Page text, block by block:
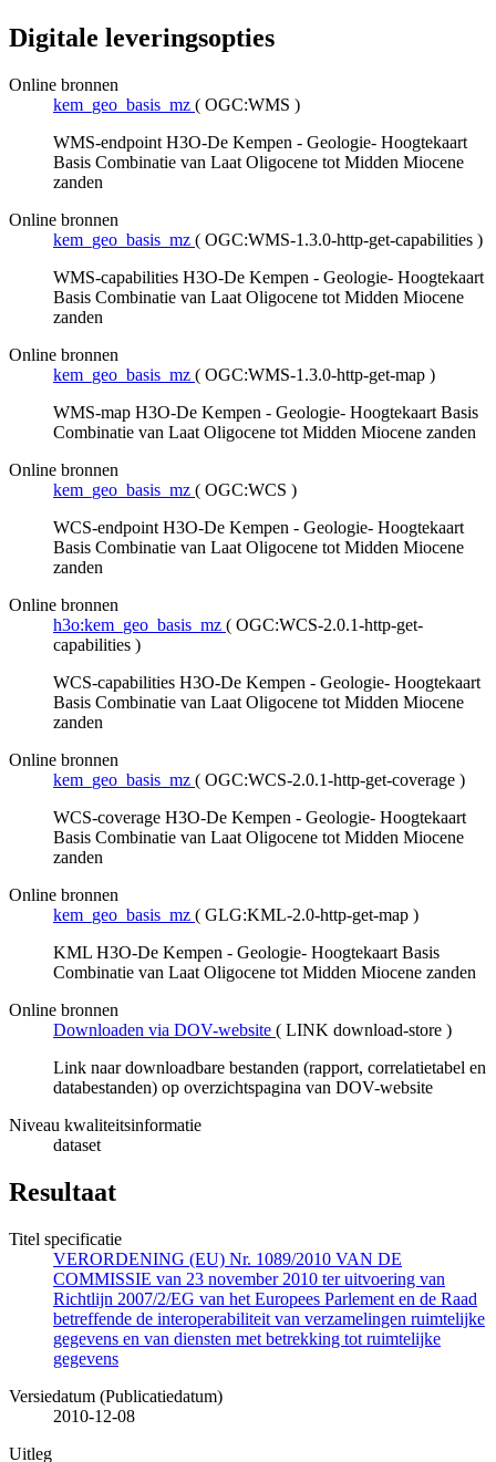
Digitale leveringsopties
Online bronnen
kem_geo_basis_mz ( OGC:WMS )
WMS-endpoint H3O-De Kempen - Geologie- Hoogtekaart
Basis Combinatie van Laat Oligocene tot Midden Miocene
zanden
Online bronnen
kem_geo_basis_mz ( OGC:WMS-1.3.0-http-get-capabilities )
WMS-capabilities H3O-De Kempen - Geologie- Hoogtekaart
Basis Combinatie van Laat Oligocene tot Midden Miocene
zanden
Online bronnen
kem_geo_basis_mz ( OGC:WMS-1.3.0-http-get-map )
WMS-map H3O-De Kempen - Geologie- Hoogtekaart Basis
Combinatie van Laat Oligocene tot Midden Miocene zanden
Online bronnen
kem_geo_basis_mz ( OGC:WCS )
WCS-endpoint H3O-De Kempen - Geologie- Hoogtekaart
Basis Combinatie van Laat Oligocene tot Midden Miocene
zanden
Online bronnen
h3o:kem_geo_basis_mz ( OGC:WCS-2.0.1-http-get-
capabilities )
WCS-capabilities H3O-De Kempen - Geologie- Hoogtekaart
Basis Combinatie van Laat Oligocene tot Midden Miocene
zanden
Online bronnen
kem_geo_basis_mz ( OGC:WCS-2.0.1-http-get-coverage )
WCS-coverage H3O-De Kempen - Geologie- Hoogtekaart
Basis Combinatie van Laat Oligocene tot Midden Miocene
zanden
Online bronnen
kem_geo_basis_mz ( GLG:KML-2.0-http-get-map )
KML H3O-De Kempen - Geologie- Hoogtekaart Basis
Combinatie van Laat Oligocene tot Midden Miocene zanden
Online bronnen
Downloaden via DOV-website ( LINK download-store )
Link naar downloadbare bestanden (rapport, correlatietabel en
databestanden) op overzichtspagina van DOV-website
Niveau kwaliteitsinformatie
dataset
Resultaat
Titel specificatie
VERORDENING (EU) Nr. 1089/2010 VAN DE
COMMISSIE van 23 november 2010 ter uitvoering van
Richtlijn 2007/2/EG van het Europees Parlement en de Raad
betreffende de interoperabiliteit van verzamelingen ruimtelijke
gegevens en van diensten met betrekking tot ruimtelijke
gegevens
Versiedatum (Publicatiedatum)
2010-12-08
Uitleg